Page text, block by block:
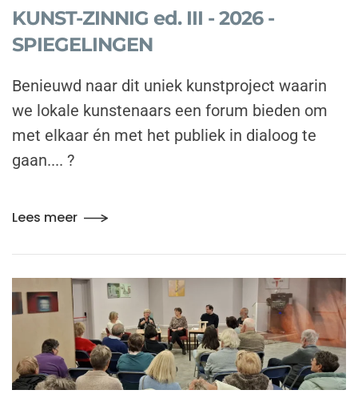
KUNST-ZINNIG ed. III - 2026 -
SPIEGELINGEN
Benieuwd naar dit uniek kunstproject waarin
we lokale kunstenaars een forum bieden om
met elkaar én met het publiek in dialoog te
gaan.... ?
Lees meer